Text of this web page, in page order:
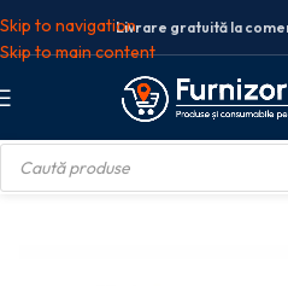
Skip to navigation
Skip to main content
Livrare gratuită la
GEANTA DE UMAR